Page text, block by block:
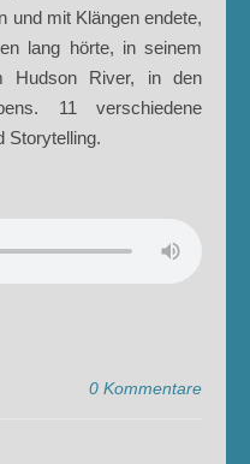
und mit Klängen endete,
lang hörte, in seinem
Hudson River, in den
11 verschiedene
Storytelling.
0 Kommentare